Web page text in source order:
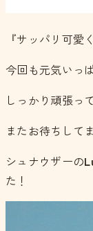
『サッパリ可愛
今回も元気いっ
しっかり頑張っ
またお待ちして
シュナウザーの
た！